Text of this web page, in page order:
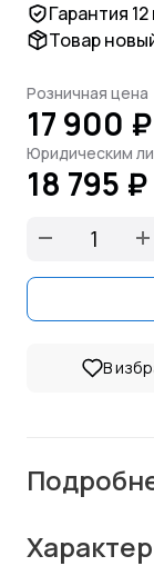
Гарантия
Товар
Розничная цена
17 900 ₽
Юридическим
18 795 ₽
В